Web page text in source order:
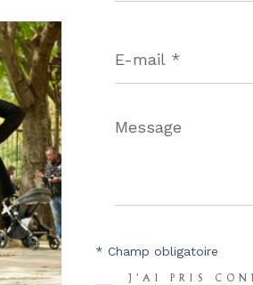
mail
*
Message
*
J'AI PRIS
* Champ obligatoire